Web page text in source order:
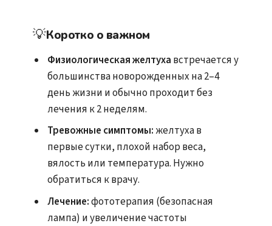
💡Коротко о важном
Физиологическая желтуха встречается у
большинства новорожденных на 2–4
день жизни и обычно проходит без
лечения к 2 неделям.
Тревожные симптомы: желтуха в
первые сутки, плохой набор веса,
вялость или температура. Нужно
обратиться к врачу.
Лечение:фототерапия (безопасная
лампа) и увеличение частоты